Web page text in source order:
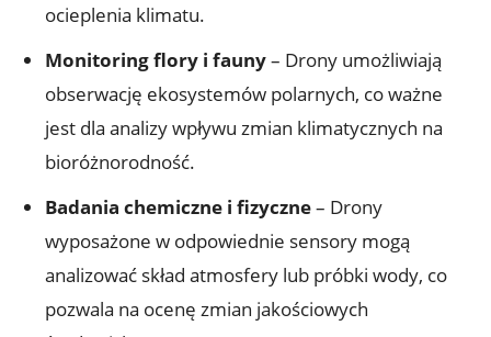
ocieplenia⁢ klimatu.
Monitoring flory i‍ fauny– Drony umożliwiają
obserwację⁣ ekosystemów polarnych, co ważne
jest dla​ analizy‍ wpływu zmian klimatycznych na
bioróżnorodność.
Badania chemiczne i fizyczne–⁣ Drony
wyposażone w odpowiednie sensory‍ mogą
⁣analizować skład atmosfery lub próbki​ wody, co
pozwala na ocenę zmian jakościowych